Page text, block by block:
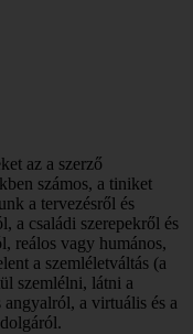
az a szerző
számos, a tiniket
a tervezésről és
a családi szerepekről és
reálos vagy humános,
a szemléletváltás (a
szemlélni, látni a
a virtuális és a